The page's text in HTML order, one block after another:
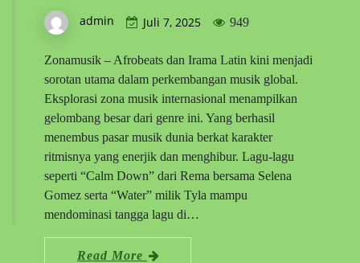
admin Juli 7, 2025 949
Zonamusik – Afrobeats dan Irama Latin kini menjadi
sorotan utama dalam perkembangan musik global.
Eksplorasi zona musik internasional menampilkan
gelombang besar dari genre ini. Yang berhasil
menembus pasar musik dunia berkat karakter
ritmisnya yang enerjik dan menghibur. Lagu-lagu
seperti “Calm Down” dari Rema bersama Selena
Gomez serta “Water” milik Tyla mampu
mendominasi tangga lagu di…
Read More